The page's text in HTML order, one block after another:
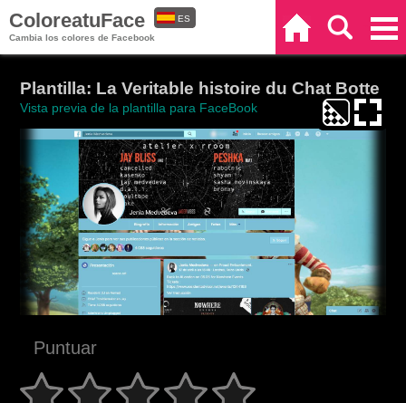
ColoreatuFace
Cambia los colores de Facebook
ES
Plantilla: La Veritable histoire du Chat Botte
Vista previa de la plantilla para FaceBook
Puntuar